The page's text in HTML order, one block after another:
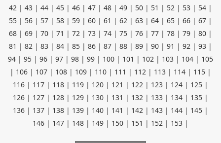
42 | 43 | 44 | 45 | 46 | 47 | 48 | 49 | 50 | 51 | 52 | 53 | 54 |
55 | 56 | 57 | 58 | 59 | 60 | 61 | 62 | 63 | 64 | 65 | 66 | 67 |
68 | 69 | 70 | 71 | 72 | 73 | 74 | 75 | 76 | 77 | 78 | 79 | 80 |
81 | 82 | 83 | 84 | 85 | 86 | 87 | 88 | 89 | 90 | 91 | 92 | 93 |
94 | 95 | 96 | 97 | 98 | 99 | 100 | 101 | 102 | 103 | 104 | 105
| 106 | 107 | 108 | 109 | 110 | 111 | 112 | 113 | 114 | 115 |
116 | 117 | 118 | 119 | 120 | 121 | 122 | 123 | 124 | 125 |
126 | 127 | 128 | 129 | 130 | 131 | 132 | 133 | 134 | 135 |
136 | 137 | 138 | 139 | 140 | 141 | 142 | 143 | 144 | 145 |
146 | 147 | 148 | 149 | 150 | 151 | 152 | 153 |